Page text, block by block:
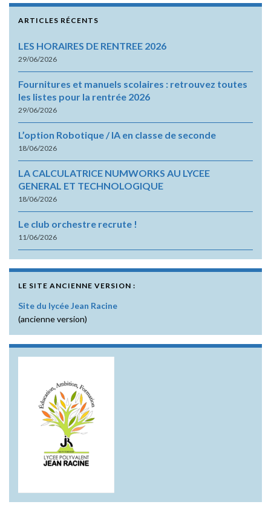
ARTICLES RÉCENTS
LES HORAIRES DE RENTREE 2026
29/06/2026
Fournitures et manuels scolaires : retrouvez toutes
les listes pour la rentrée 2026
29/06/2026
L’option Robotique / IA en classe de seconde
18/06/2026
LA CALCULATRICE NUMWORKS AU LYCEE
GENERAL ET TECHNOLOGIQUE
18/06/2026
Le club orchestre recrute !
11/06/2026
LE SITE ANCIENNE VERSION :
Site du lycée Jean Racine
(ancienne version)